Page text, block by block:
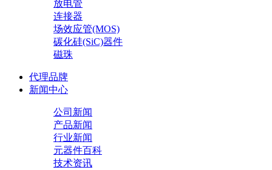
放电管
连接器
场效应管(MOS)
碳化硅(SiC)器件
磁珠
代理品牌
新闻中心
公司新闻
产品新闻
行业新闻
元器件百科
技术资讯